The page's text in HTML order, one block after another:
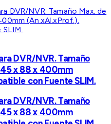
DVR/NVR. Tamaño
x 88 x 400mm
con Fuente SLIM.
DVR/NVR. Tamaño
x 88 x 400mm